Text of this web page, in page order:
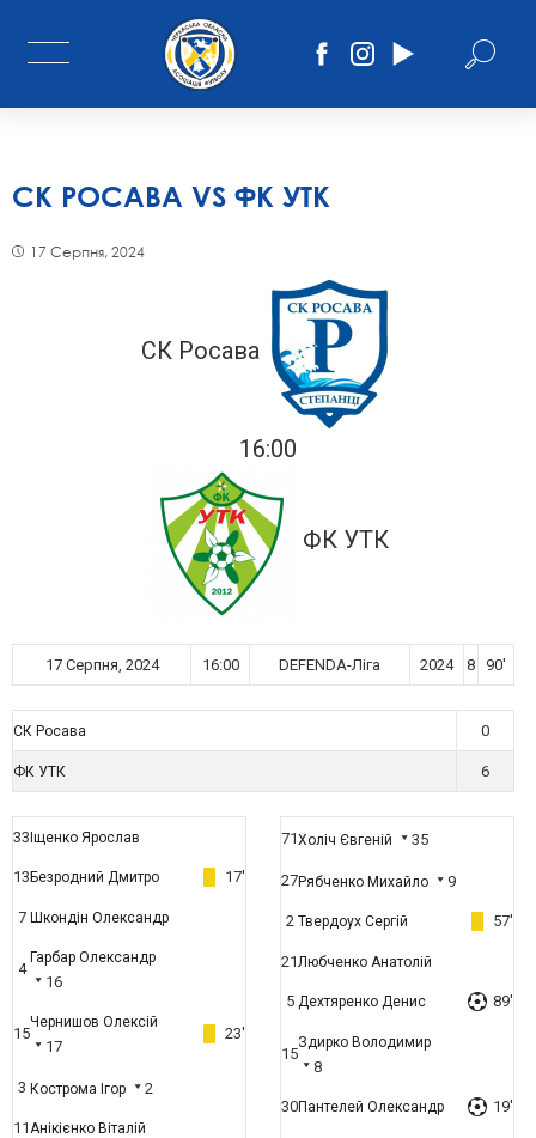
СК РОСАВА VS ФК УТК
17 Серпня, 2024
СК Росава
16:00
ФК УТК
17 Серпня, 2024 16:00 DEFENDA-Ліга 2024 8 90'
СК Росава 0
ФК УТК 6
33 Іщенко Ярослав
13 Безродний Дмитро 17'
7 Шкондін Олександр
4
Гарбар Олександр
16
15
Чернишов Олексій
17
23'
3 Кострома Ігор 2
11Анікієнко Віталій
71Холіч Євгеній 35
27Рябченко Михайло 9
2 Твердоух Сергій 57'
21Любченко Анатолій
5 Дехтяренко Денис 89'
15
Здирко Володимир
8
30Пантелей Олександр 19'